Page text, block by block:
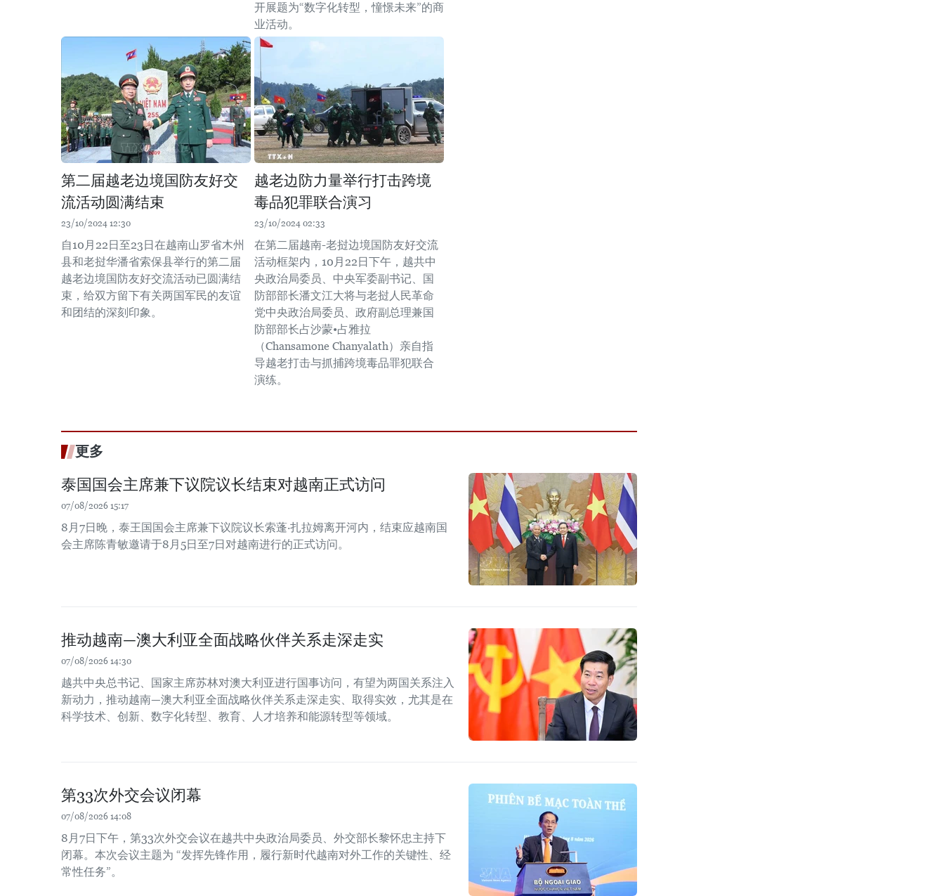
开展题为“数字化转型，憧憬未来”的商
业活动。
第二届越老边境国防友好交
流活动圆满结束
23/10/2024 12:30
自10月22日至23日在越南山罗省木州
县和老挝华潘省索保县举行的第二届
越老边境国防友好交流活动已圆满结
束，给双方留下有关两国军民的友谊
和团结的深刻印象。
越老边防力量举行打击跨境
毒品犯罪联合演习
23/10/2024 02:33
在第二届越南-老挝边境国防友好交流
活动框架内，10月22日下午，越共中
央政治局委员、中央军委副书记、国
防部部长潘文江大将与老挝人民革命
党中央政治局委员、政府副总理兼国
防部部长占沙蒙•占雅拉
（Chansamone Chanyalath）亲自指
导越老打击与抓捕跨境毒品罪犯联合
演练。
更多
泰国国会主席兼下议院议长结束对越南正式访问
07/08/2026 15:17
8月7日晚，泰王国国会主席兼下议院议长索蓬·扎拉姆离开河内，结束应越南国
会主席陈青敏邀请于8月5日至7日对越南进行的正式访问。
推动越南—澳大利亚全面战略伙伴关系走深走实
07/08/2026 14:30
越共中央总书记、国家主席苏林对澳大利亚进行国事访问，有望为两国关系注入
新动力，推动越南—澳大利亚全面战略伙伴关系走深走实、取得实效，尤其是在
科学技术、创新、数字化转型、教育、人才培养和能源转型等领域。
第33次外交会议闭幕
07/08/2026 14:08
8月7日下午，第33次外交会议在越共中央政治局委员、外交部长黎怀忠主持下
闭幕。本次会议主题为 “发挥先锋作用，履行新时代越南对外工作的关键性、经
常性任务”。